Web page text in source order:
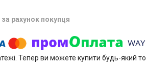
за рахунок покупця
Тепер ви можете купити будь-який